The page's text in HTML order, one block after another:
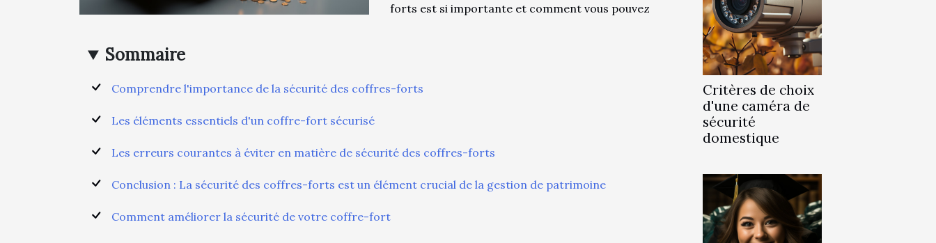
Sommaire
Comprendre l'importance de la sécurité des coffres-forts
Les éléments essentiels d'un coffre-fort sécurisé
Les erreurs courantes à éviter en matière de sécurité des coffres-forts
Conclusion : La sécurité des coffres-forts est un élément crucial de la gestion de patrimoine
Comment améliorer la sécurité de votre coffre-fort
forts est si importante et comment vous pouvez
Critères de choix
d'une caméra de
sécurité
domestique